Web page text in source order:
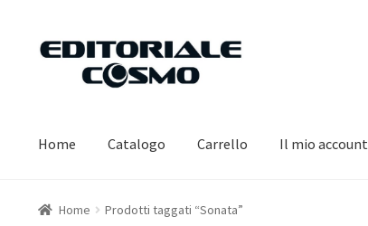
Vai
navigazione
Vai
Home Catalogo Carrello Il mio account
Home Prodotti taggati “Sonata”